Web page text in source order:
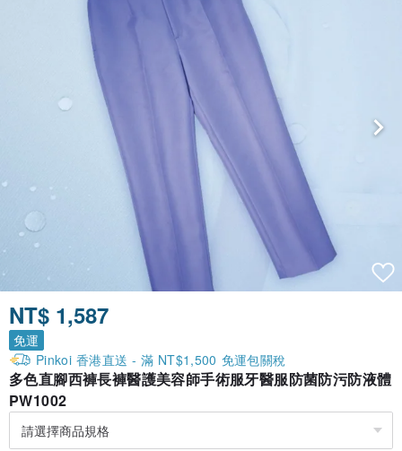
NT$ 1,587
免運
Pinkoi 香港直送 - 滿 NT$1,500 免運包關稅
多色直腳西褲長褲醫護美容師手術服牙醫服防菌防污防液體
PW1002